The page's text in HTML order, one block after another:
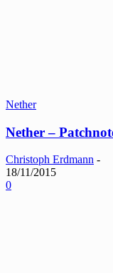
Nether
Nether –
Christoph Erdmann -
18/11/2015
0